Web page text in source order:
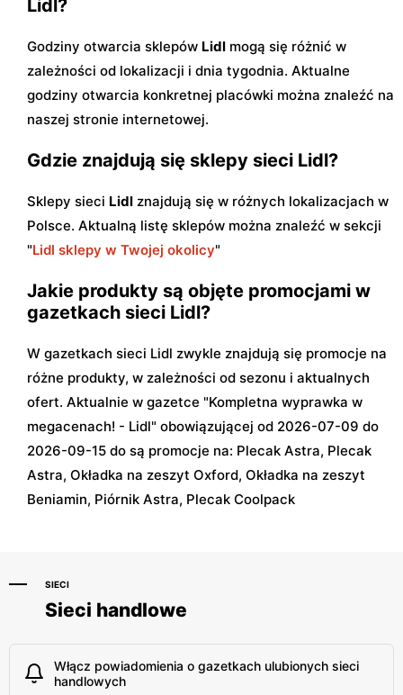
Lidl?
Godziny otwarcia sklepów Lidl mogą się różnić w
zależności od lokalizacji i dnia tygodnia. Aktualne
godziny otwarcia konkretnej placówki można znaleźć na
naszej stronie internetowej.
Gdzie znajdują się sklepy sieci Lidl?
Sklepy sieci Lidl znajdują się w różnych lokalizacjach w
Polsce. Aktualną listę sklepów można znaleźć w sekcji
"Lidl sklepy w Twojej okolicy"
Jakie produkty są objęte promocjami w
gazetkach sieci Lidl?
W gazetkach sieci Lidl zwykle znajdują się promocje na
różne produkty, w zależności od sezonu i aktualnych
ofert. Aktualnie w gazetce "Kompletna wyprawka w
megacenach! - Lidl" obowiązującej od 2026-07-09 do
2026-09-15 do są promocje na: Plecak Astra, Plecak
Astra, Okładka na zeszyt Oxford, Okładka na zeszyt
Beniamin, Piórnik Astra, Plecak Coolpack
SIECI
Sieci handlowe
Włącz powiadomienia o gazetkach ulubionych sieci
handlowych